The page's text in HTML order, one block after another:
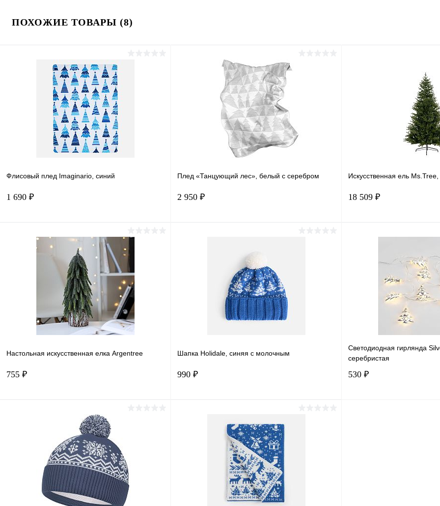
ПОХОЖИЕ ТОВАРЫ (8)
Флисовый плед Imaginario, синий
1 690 ₽
В корзину
Сравнение
В наличии
Плед «Танцующий лес», белый с серебром
2 950 ₽
В наличии
Искусственная ель
18 509 ₽
В
Купить в 1 клик
В избранное
Настольная искусственная елка Argentree
755 ₽
Подписаться
Купить в 1 клик Сравнение
В избранное Под заказ
Шапка Holidale, синяя с молочным
990 ₽
Купить в 1 клик Сравнение
В наличии
Светодиодная гирлянда
серебристая
530 ₽